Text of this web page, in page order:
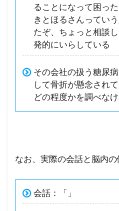
ることになって困っ
きとほるさんってい
たぞ、ちょっと相談
発的にいらしている
その会社の扱う糖尿
して骨折が懸念され
どの程度かを調べな
なお、実際の会話と脳内の
会話：「」